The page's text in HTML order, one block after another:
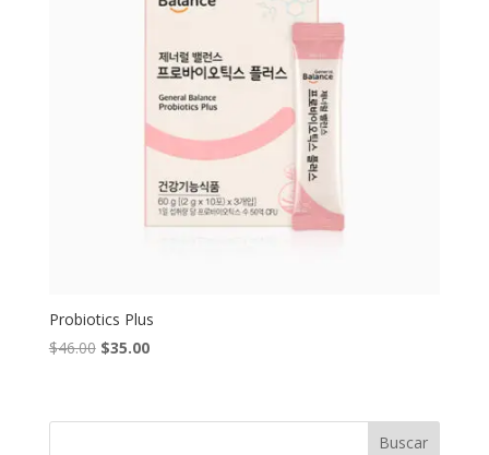
Probiotics Plus
$46.00 Original
$46.00.
$35.00Current
$35.00.
Buscar